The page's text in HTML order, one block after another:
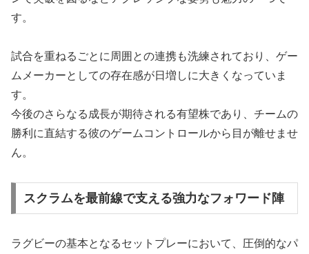
す。
試合を重ねるごとに周囲との連携も洗練されており、ゲー
ムメーカーとしての存在感が日増しに大きくなっていま
す。
今後のさらなる成長が期待される有望株であり、チームの
勝利に直結する彼のゲームコントロールから目が離せませ
ん。
スクラムを最前線で支える強力なフォワード陣
ラグビーの基本となるセットプレーにおいて、圧倒的なパ